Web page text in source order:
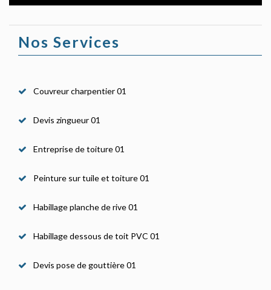
Nos Services
Couvreur charpentier 01
Devis zingueur 01
Entreprise de toiture 01
Peinture sur tuile et toiture 01
Habillage planche de rive 01
Habillage dessous de toit PVC 01
Devis pose de gouttière 01